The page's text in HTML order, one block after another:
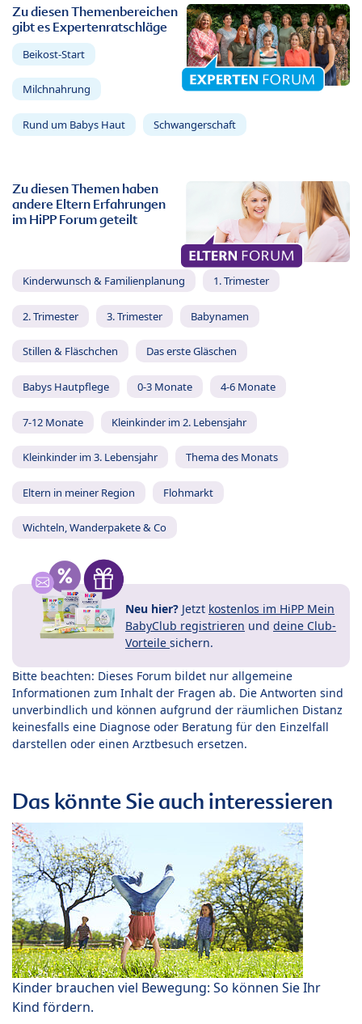
Zu diesen Themenbereichen
gibt es Expertenratschläge
Beikost-Start
Milchnahrung
Rund um Babys Haut Schwangerschaft
Zu diesen Themen haben
andere Eltern Erfahrungen
im HiPP Forum geteilt
Kinderwunsch & Familienplanung 1. Trimester
2. Trimester 3. Trimester Babynamen
Stillen & Fläschchen Das erste Gläschen
Babys Hautpflege 0-3 Monate 4-6 Monate
7-12 Monate Kleinkinder im 2. Lebensjahr
Kleinkinder im 3. Lebensjahr Thema des Monats
Eltern in meiner Region Flohmarkt
Wichteln, Wanderpakete & Co
Neu hier? Jetzt kostenlos im HiPP Mein
BabyClub registrieren und deine Club-
Vorteile sichern.
Bitte beachten: Dieses Forum bildet nur allgemeine
Informationen zum Inhalt der Fragen ab. Die Antworten sind
unverbindlich und können aufgrund der räumlichen Distanz
keinesfalls eine Diagnose oder Beratung für den Einzelfall
darstellen oder einen Arztbesuch ersetzen.
Das könnte Sie auch interessieren
Kinder brauchen viel Bewegung: So können Sie Ihr
Kind fördern.